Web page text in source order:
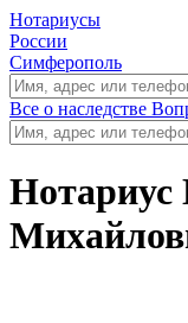
Нотариусы
России
Симферополь
Все о наследстве
Нотариус